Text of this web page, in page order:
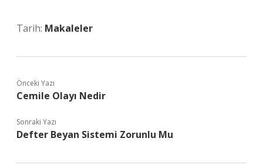
Tarih: Makaleler
Önceki Yazı
Cemile Olayı Nedir
Sonraki Yazı
Defter Beyan Sistemi Zorunlu Mu